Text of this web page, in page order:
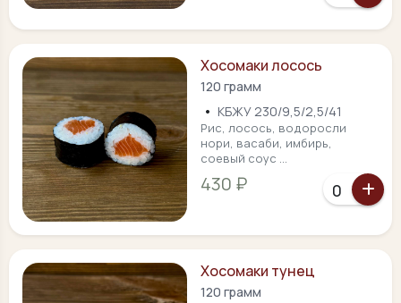
Хосомаки лосось
120 грамм
• КБЖУ 230/9,5/2,5/41
Рис, лосось, водоросли
нори, васаби, имбирь,
соевый соус ...
430 ₽
Хосомаки тунец
120 грамм